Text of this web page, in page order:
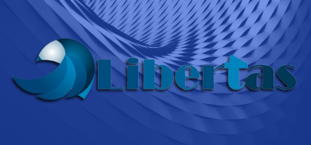
contenido